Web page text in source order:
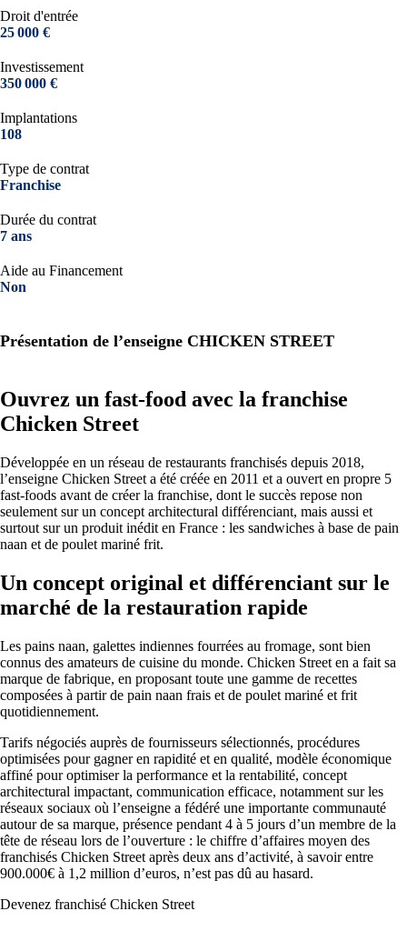
Droit d'entrée
25 000 €
Investissement
350 000 €
Implantations
108
Type de contrat
Franchise
Durée du contrat
7 ans
Aide au Financement
Non
Présentation de l’enseigne CHICKEN STREET
Ouvrez un fast-food avec la franchise
Chicken Street
Développée en un réseau de restaurants franchisés depuis 2018,
l’enseigne Chicken Street a été créée en 2011 et a ouvert en propre 5
fast-foods avant de créer la franchise, dont le succès repose non
seulement sur un concept architectural différenciant, mais aussi et
surtout sur un produit inédit en France : les sandwiches à base de pain
naan et de poulet mariné frit.
Un concept original et différenciant sur le
marché de la restauration rapide
Les pains naan, galettes indiennes fourrées au fromage, sont bien
connus des amateurs de cuisine du monde. Chicken Street en a fait sa
marque de fabrique, en proposant toute une gamme de recettes
composées à partir de pain naan frais et de poulet mariné et frit
quotidiennement.
Tarifs négociés auprès de fournisseurs sélectionnés, procédures
optimisées pour gagner en rapidité et en qualité, modèle économique
affiné pour optimiser la performance et la rentabilité, concept
architectural impactant, communication efficace, notamment sur les
réseaux sociaux où l’enseigne a fédéré une importante communauté
autour de sa marque, présence pendant 4 à 5 jours d’un membre de la
tête de réseau lors de l’ouverture : le chiffre d’affaires moyen des
franchisés Chicken Street après deux ans d’activité, à savoir entre
900.000€ à 1,2 million d’euros, n’est pas dû au hasard.
Devenez franchisé Chicken Street